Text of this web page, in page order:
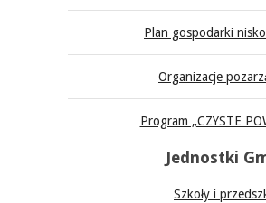
Plan gospodarki
Organizacje
Program „CZYSTE
Jednostki
Szkoły i